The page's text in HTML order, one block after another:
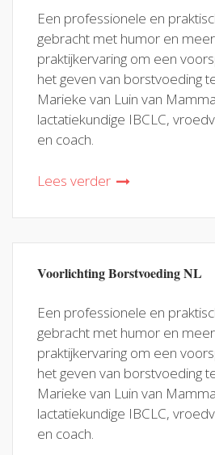
Een professionele en
gebracht met humor en
praktijkervaring om een
het geven van borstvoeding
Marieke van Luin van
lactatiekundige IBCLC,
en coach.
Lees verder
Voorlichting Borstvoeding NL
Een professionele en
gebracht met humor en
praktijkervaring om een
het geven van borstvoeding
Marieke van Luin van
lactatiekundige IBCLC,
en coach.